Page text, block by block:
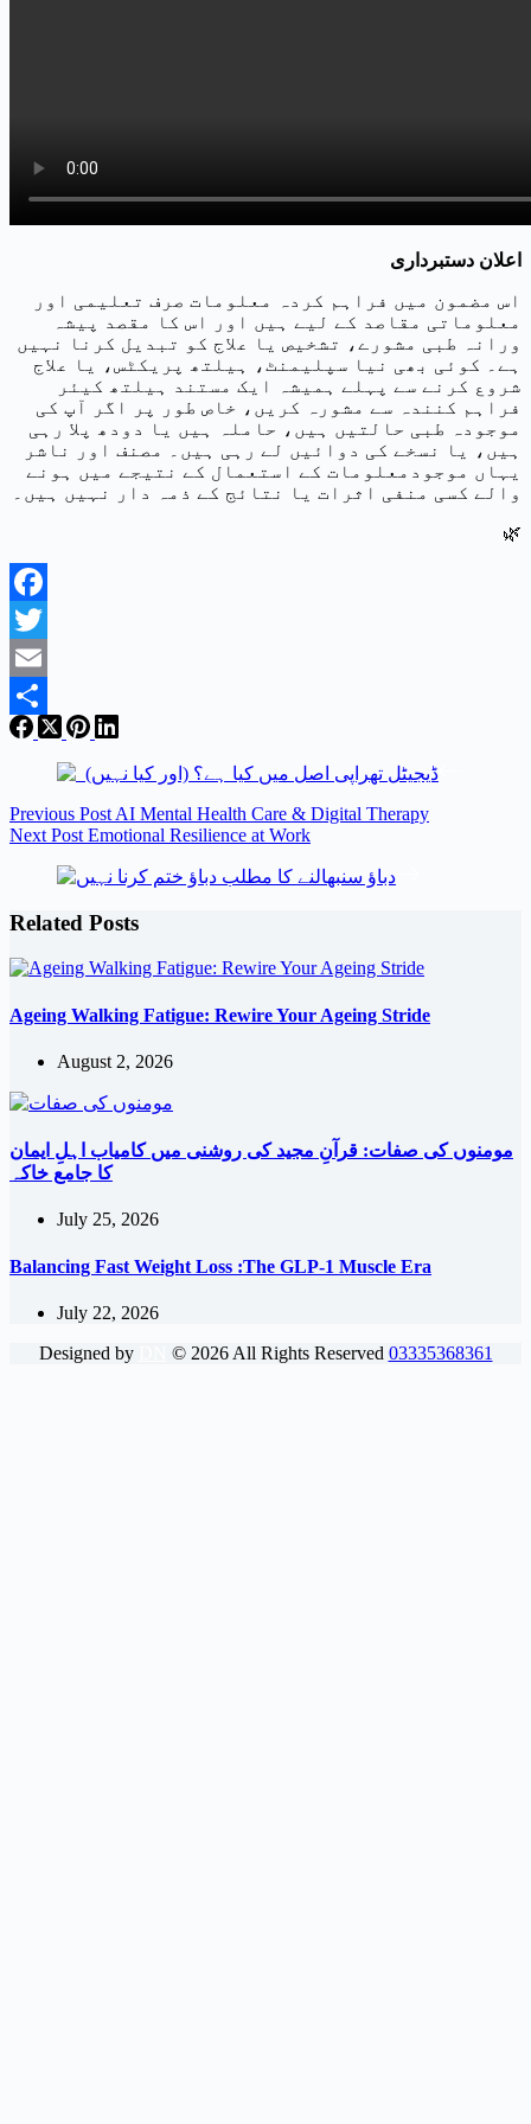
اعلان دستبرداری
اس مضمون میں فراہم کردہ معلومات صرف تعلیمی اور
معلوماتی مقاصد کے لیے ہیں اور اس کا مقصد پیشہ
ورانہ طبی مشورے، تشخیص یا علاج کو تبدیل کرنا نہیں
ہے۔ کوئی بھی نیا سپلیمنٹ، ہیلتھ پریکٹس، یا علاج
شروع کرنے سے پہلے ہمیشہ ایک مستند ہیلتھ کیئر
فراہم کنندہ سے مشورہ کریں، خاص طور پر اگر آپ کی
موجودہ طبی حالتیں ہیں، حاملہ ہیں یا دودھ پلا رہی
ہیں، یا نسخے کی دوائیں لے رہی ہیں۔ مصنف اور ناشر
یہاں موجودمعلومات کے استعمال کے نتیجے میں ہونے
والے کسی منفی اثرات یا نتائج کے ذمہ دار نہیں ہیں۔
🌿
Facebook
Twitter
Email
Share
Previous Post AI Mental Health Care & Digital Therapy
Next Post Emotional Resilience at Work
Related Posts
Ageing Walking Fatigue: Rewire Your Ageing Stride
August 2, 2026
مومنوں کی صفات: قرآنِ مجید کی روشنی میں کامیاب اہلِ ایمان
کا جامع خاکہ
July 25, 2026
Balancing Fast Weight Loss :The GLP-1 Muscle Era
July 22, 2026
Designed by
© 2026All Rights Reserved 03335368361